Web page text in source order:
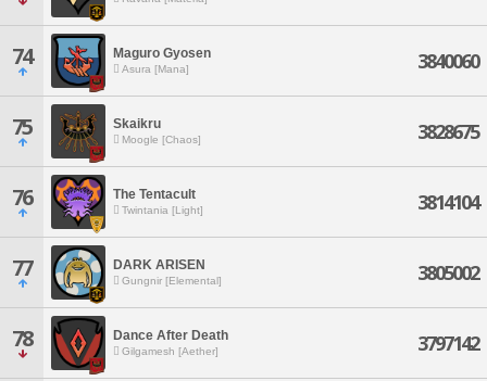
74 Maguro Gyosen
Asura [Mana] 3840060
75 Skaikru
Moogle [Chaos] 3828675
76 The Tentacult
Twintania [Light] 3814104
77 DARK ARISEN
Gungnir [Elemental] 3805002
78 Dance After Death
Gilgamesh [Aether] 3797142